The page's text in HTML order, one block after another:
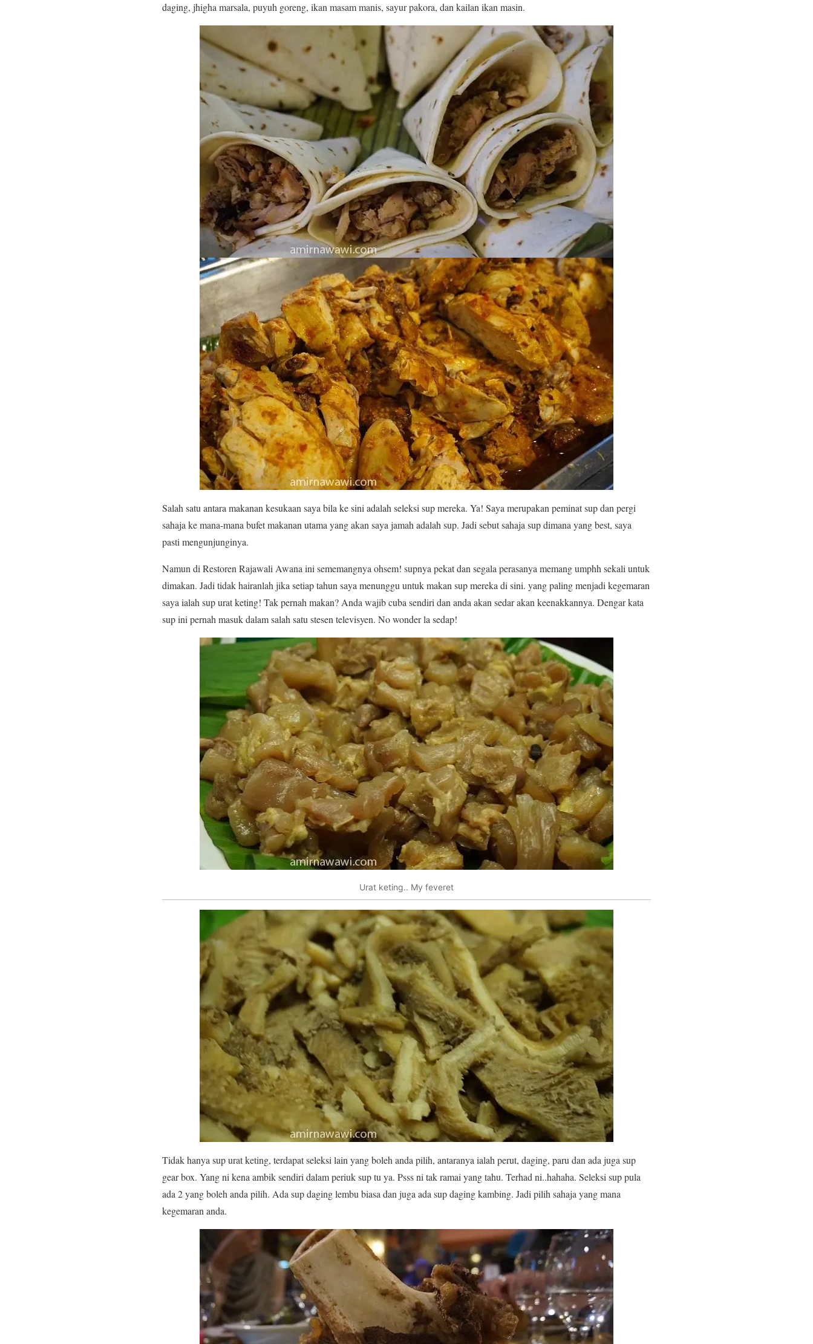
daging, jhigha marsala, puyuh goreng, ikan masam manis, sayur pakora, dan kailan ikan masin.
Salah satu antara makanan kesukaan saya bila ke sini adalah seleksi sup mereka. Ya! Saya merupakan peminat sup dan pergi
sahaja ke mana-mana bufet makanan utama yang akan saya jamah adalah sup. Jadi sebut sahaja sup dimana yang best, saya
pasti mengunjunginya.
Namun di Restoren Rajawali Awana ini sememangnya ohsem! supnya pekat dan segala perasanya memang umphh sekali untuk
dimakan. Jadi tidak hairanlah jika setiap tahun saya menunggu untuk makan sup mereka di sini. yang paling menjadi kegemaran
saya ialah sup urat keting! Tak pernah makan? Anda wajib cuba sendiri dan anda akan sedar akan keenakkannya. Dengar kata
sup ini pernah masuk dalam salah satu stesen televisyen. No wonder la sedap!
Urat keting.. My feveret
Tidak hanya sup urat keting, terdapat seleksi lain yang boleh anda pilih, antaranya ialah perut, daging, paru dan ada juga sup
gear box. Yang ni kena ambik sendiri dalam periuk sup tu ya. Psss ni tak ramai yang tahu. Terhad ni..hahaha. Seleksi sup pula
ada 2 yang boleh anda pilih. Ada sup daging lembu biasa dan juga ada sup daging kambing. Jadi pilih sahaja yang mana
kegemaran anda.